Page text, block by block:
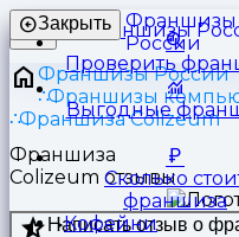
Франшизы
России
Закрыть
Проверить
Выгодные
Сколько
франшиза
Кофейни
Франшизы России
Франшизы
Франшиза Colizeum
Франшиза
Colizeum отзывы
Написать отзыв о